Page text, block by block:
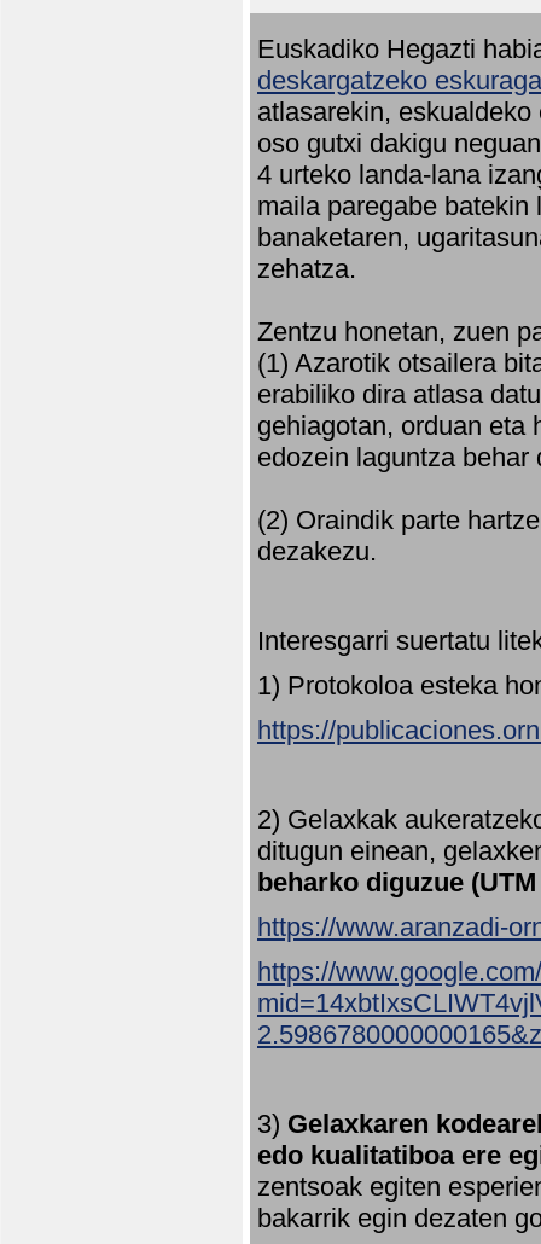
Euskadiko Hegazti
deskargatzeko
atlasarekin,
oso gutxi dakigu
4 urteko landa-lana
maila paregabe
banaketaren,
zehatza.
Zentzu honetan, zuen
(1) Azarotik otsailera
erabiliko dira atlasa
gehiagotan, orduan eta
edozein laguntza behar
(2) Oraindik parte
dezakezu.
Interesgarri suertatu
1) Protokoloa esteka
https://
2) Gelaxkak
ditugun einean,
beharko diguzue
https://www.aranzadi-
https://
3) Gelaxkaren
edo kualitatiboa ere
zentsoak egiten
bakarrik egin dezaten